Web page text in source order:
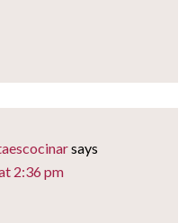
says
2:36 pm